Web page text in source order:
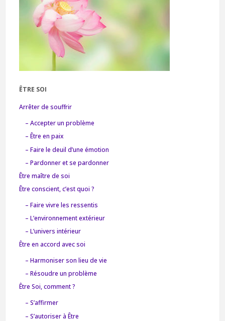
ÊTRE SOI
Arrêter de souffrir
– Accepter un problème
– Être en paix
– Faire le deuil d’une émotion
– Pardonner et se pardonner
Être maître de soi
Être conscient, c’est quoi ?
– Faire vivre les ressentis
– L’environnement extérieur
– L’univers intérieur
Être en accord avec soi
– Harmoniser son lieu de vie
– Résoudre un problème
Être Soi, comment ?
– S’affirmer
– S’autoriser à Être